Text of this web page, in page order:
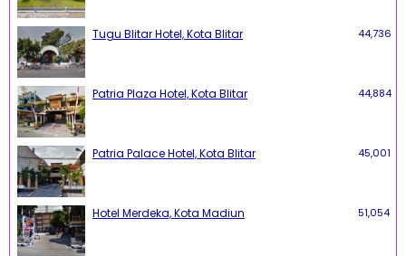
Tugu Blitar Hotel, Kota Blitar 44,736
Patria Plaza Hotel, Kota Blitar 44,884
Patria Palace Hotel, Kota Blitar 45,001
Hotel Merdeka, Kota Madiun 51,054